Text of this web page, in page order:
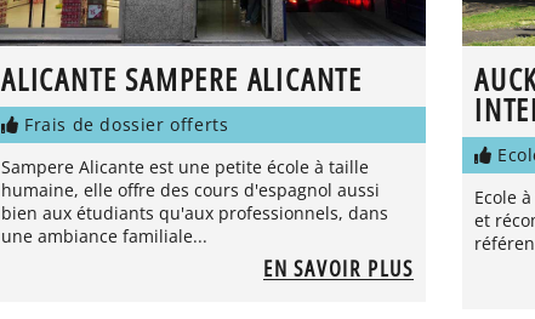
ALICANTE SAMPERE ALICANTE
Frais de dossier offerts
Sampere Alicante est une petite école à taille
humaine, elle offre des cours d'espagnol aussi
bien aux étudiants qu'aux professionnels, dans
une ambiance familiale...
EN SAVOIR PLUS
Ecole
et